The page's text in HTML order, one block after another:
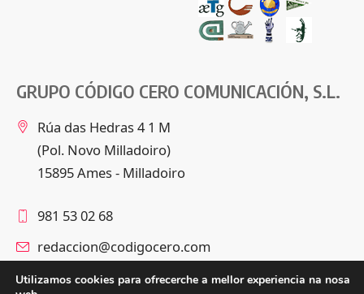
GRUPO CÓDIGO CERO COMUNICACIÓN, S.L.
Rúa das Hedras 4 1 M
(Pol. Novo Milladoiro)
15895 Ames - Milladoiro
981 53 02 68
redaccion@codigocero.com
Utilizamos cookies para ofrecerche a mellor experiencia na nosa